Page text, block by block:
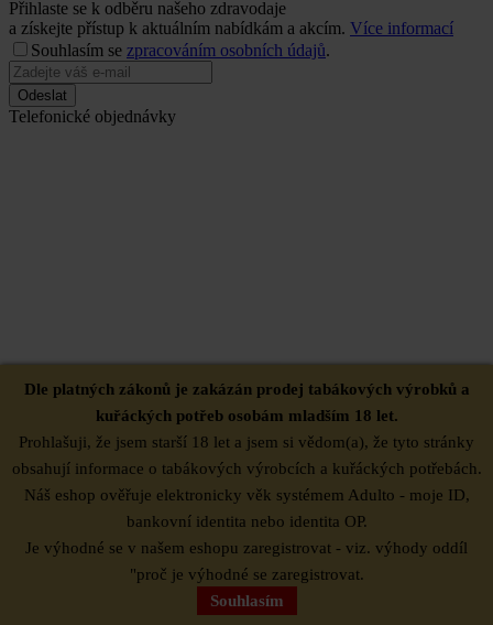
Přihlaste se k odběru našeho zdravodaje
a získejte přístup k aktuálním nabídkám a akcím. Více informací
Souhlasím se zpracováním osobních údajů.
Odeslat
Telefonické objednávky
603 528 229
Dle platných zákonů je zakázán prodej tabákových výrobků a
kuřáckých potřeb osobám mladším 18 let.
Prohlašuji, že jsem starší 18 let a jsem si vědom(a), že tyto stránky
obsahují informace o tabákových výrobcích a kuřáckých potřebách.
Náš eshop ověřuje elektronicky věk systémem Adulto - moje ID,
bankovní identita nebo identita OP.
Je výhodné se v našem eshopu zaregistrovat - viz. výhody oddíl
"proč je výhodné se zaregistrovat.
Souhlasím